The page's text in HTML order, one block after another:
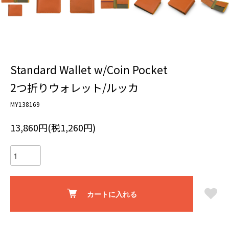
Standard Wallet w/Coin Pocket
2つ折りウォレット/ルッカ
MY138169
13,860円(税1,260円)
カートに入れる